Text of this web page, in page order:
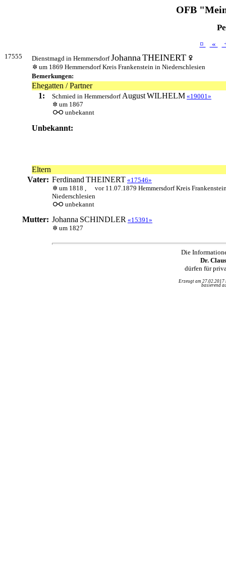
OFB
¤ «
17555 Dienstmagd in HemmersdorfJohannaTHEINERT
um 1869 Hemmersdorf Kreis Frankenstein in Niederschlesien
Bemerkungen:
Ehegatten / Partner
1:
Schmied in Hemmersdorf AugustWILHELM «19001»
um 1867
unbekannt
Unbekannt:
Eltern
Vater: Ferdinand THEINERT «17546»
um 1818 ,
vor 11.07.1879 Hemmersdorf Kreis
Niederschlesien
unbekannt
Mutter: Johanna SCHINDLER «15391»
um 1827
Die
Dr.
dürfen für
Erzeugt am
basierend